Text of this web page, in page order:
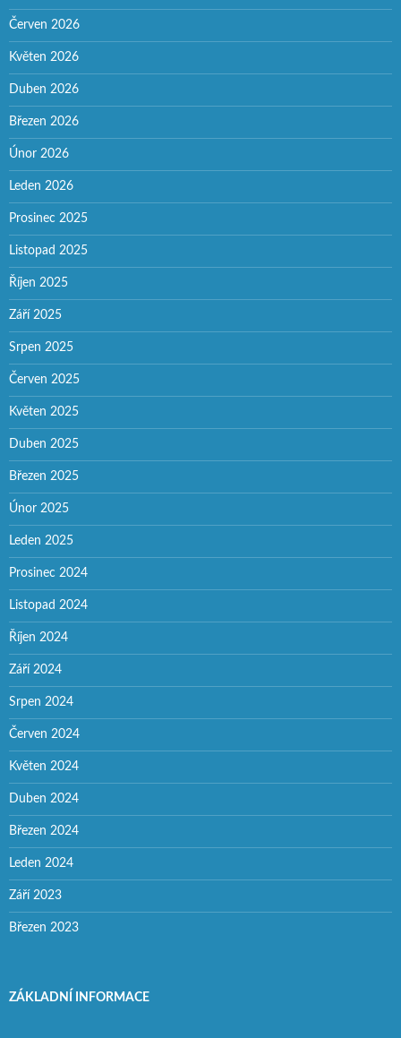
Červen 2026
Květen 2026
Duben 2026
Březen 2026
Únor 2026
Leden 2026
Prosinec 2025
Listopad 2025
Říjen 2025
Září 2025
Srpen 2025
Červen 2025
Květen 2025
Duben 2025
Březen 2025
Únor 2025
Leden 2025
Prosinec 2024
Listopad 2024
Říjen 2024
Září 2024
Srpen 2024
Červen 2024
Květen 2024
Duben 2024
Březen 2024
Leden 2024
Září 2023
Březen 2023
ZÁKLADNÍ INFORMACE